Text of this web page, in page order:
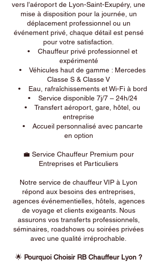
vers l’aéroport de Lyon-Saint-Exupéry, une
mise à disposition pour la journée, un
déplacement professionnel ou un
événement privé, chaque détail est pensé
pour votre satisfaction.
• Chauffeur privé professionnel et
expérimenté
• Véhicules haut de gamme : Mercedes
Classe S & Classe V
• Eau, rafraîchissements et Wi-Fi à bord
• Service disponible 7j/7 – 24h/24
• Transfert aéroport, gare, hôtel, ou
entreprise
• Accueil personnalisé avec pancarte
en option
💼 Service Chauffeur Premium pour
Entreprises et Particuliers
Notre service de chauffeur VIP à Lyon
répond aux besoins des entreprises,
agences événementielles, hôtels, agences
de voyage et clients exigeants. Nous
assurons vos transferts professionnels,
séminaires, roadshows ou soirées privées
avec une qualité irréprochable.
🌟 Pourquoi Choisir RB Chauffeur Lyon ?